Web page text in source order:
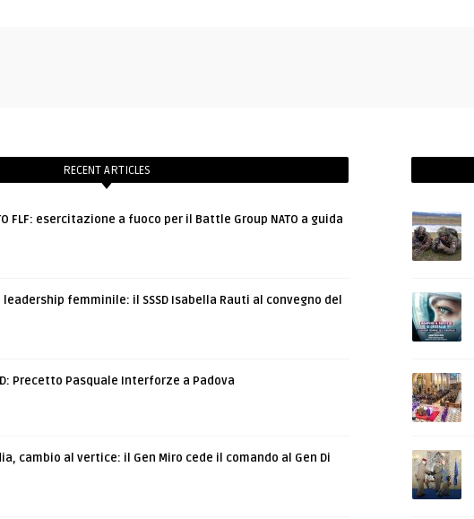
RECENT ARTICLES
FLF: esercitazione a fuoco per il Battle Group NATO a guida
femminile: il SSSD Isabella Rauti al convegno del
Precetto Pasquale Interforze a Padova
cambio al vertice: il Gen Miro cede il comando al Gen Di